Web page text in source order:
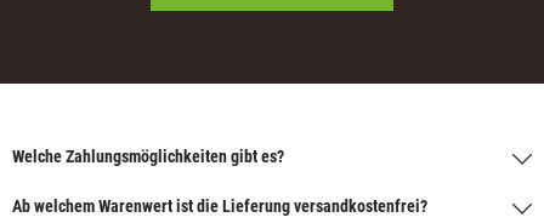
Welche Zahlungsmöglichkeiten gibt es?
Ab welchem Warenwert ist die Lieferung versandkostenfrei?